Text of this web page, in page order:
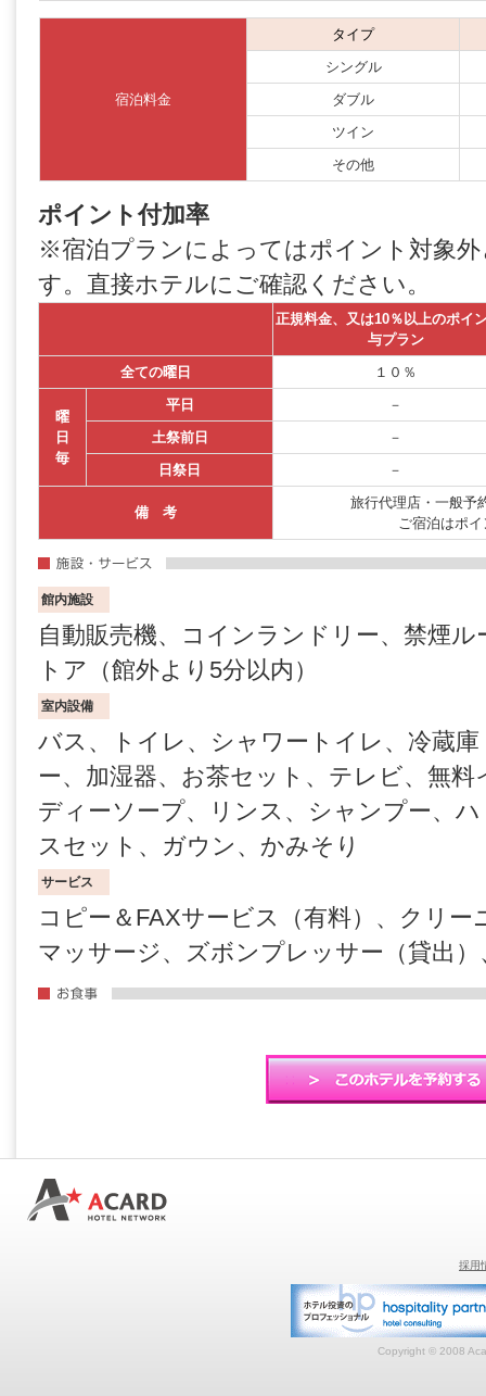
宿泊料金
タイプ
シングル
ダブル
ツイン
その他
ポイント付加率
※宿泊プランによってはポイント対象
す。直接ホテルにご確認ください。
正規料金、又は10％以上のポイ
与プラン
全ての曜日
１０％
曜
日
毎
平日
－
土祭前日
－
日祭日
－
備 考
旅行代理店・一般予
ご宿泊はポ
館内施設
自動販売機、コインランドリー、禁煙
トア（館外より5分以内）
室内設備
バス、トイレ、シャワートイレ、冷蔵
ー、加湿器、お茶セット、テレビ、無
ディーソープ、リンス、シャンプー、
スセット、ガウン、かみそり
サービス
コピー＆FAXサービス（有料）、クリー
マッサージ、ズボンプレッサー（貸出
採用
Copyright © 2008